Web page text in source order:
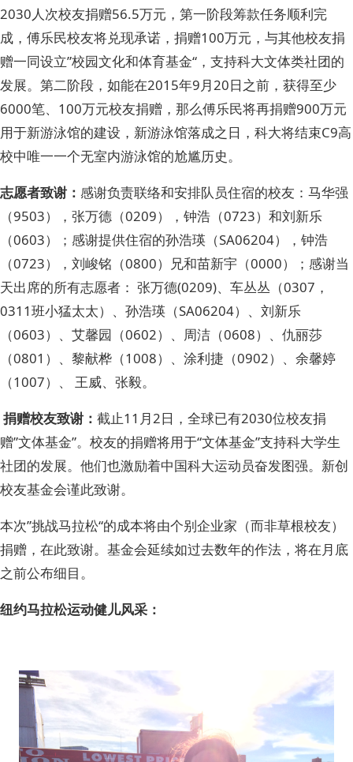
2030人次校友捐赠56.5万元，第一阶段筹款任务顺利完
成，傅乐民校友将兑现承诺，捐赠100万元，与其他校友捐
赠一同设立”校园文化和体育基金“，支持科大文体类社团的
发展。第二阶段，如能在2015年9月20日之前，获得至少
6000笔、100万元校友捐赠，那么傅乐民将再捐赠900万元
用于新游泳馆的建设，新游泳馆落成之日，科大将结束C9高
校中唯一一个无室内游泳馆的尬尴历史。
志愿者致谢： 感谢负责联络和安排队员住宿的校友：马华强
（9503），张万德（0209），钟浩（0723）和刘新乐
（0603）；感谢提供住宿的孙浩瑛（SA06204），钟浩
（0723），刘峻铭（0800）兄和苗新宇（0000）；感谢当
天出席的所有志愿者： 张万德(0209)、车丛丛（0307，
0311班小猛太太）、孙浩瑛（SA06204）、刘新乐
（0603）、艾馨园（0602）、周洁（0608）、仇丽莎
（0801）、黎献桦（1008）、涂利捷（0902）、余馨婷
（1007）、 王威、张毅。
捐赠校友致谢： 截止11月2日，全球已有2030位校友捐
赠”文体基金”。校友的捐赠将用于“文体基金”支持科大学生
社团的发展。他们也激励着中国科大运动员奋发图强。新创
校友基金会谨此致谢。
本次”挑战马拉松“的成本将由个别企业家（而非草根校友）
捐赠，在此致谢。基金会延续如过去数年的作法，将在月底
之前公布细目。
纽约马拉松运动健儿风采：